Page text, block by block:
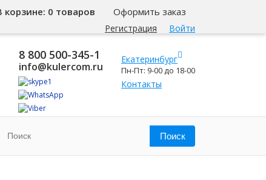
Регистрация Войти
корзине: 0 товаров Оформить заказ
8 800 500-345-1
info@kulercom.ru
Екатеринбург
Пн-Пт: 9-00 до 18-00
Контакты